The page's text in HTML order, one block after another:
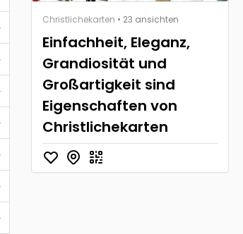
Christlichekarten • 23 ansichten
Einfachheit, Eleganz,
Grandiosität und
Großartigkeit sind
Eigenschaften von
Christlichekarten